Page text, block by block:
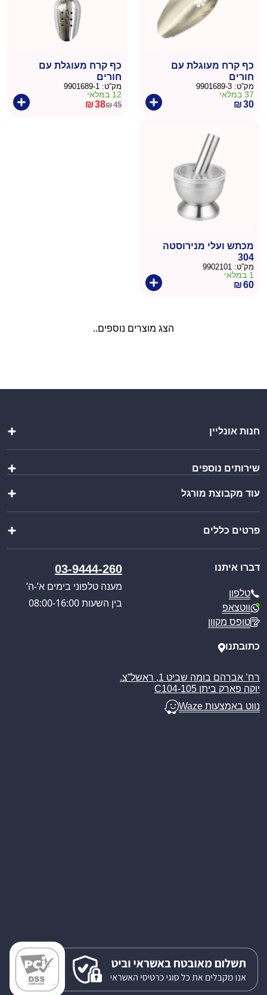
כף קרח מעוגלת עם
חורים
מק”ט: 9901689-3
37 במלאי
₪30
כף קרח מעוגלת עם
חורים
מק”ט: 9901689-1
12 במלאי
₪45
המחיר
₪38
המחיר
מכתש ועלי מנירוסטה
304
מק”ט: 9902101
1 במלאי
₪60
הצג מוצרים נוספים..
חנות אונליין
שולחנות ומשטחי עבודה
ציוד מטבח
מוצרי פרזול נירוסטה
מוצרים נוספים
שירותים נוספים
הוראות הרכבה
בקשת הצעת מחיר
קטלוג מוצרים
כניסה לאזור אישי
עוד מקבוצת מורגל
וואנגו קרוואנים
פול סרוויס
פרטים כללים
חוויית הבישול החדשה
מדיניות הפרטיות
מדיניות משלוחים
ביטול עסקה
מאמרים
דברו איתנו
טלפון
ווטצאפ
טופס מקוון
03-9444-260
מענה טלפוני בימים א’-ה’
בין השעות 08:00-16:00
כתובתנו
רח’ אברהם בומה שביט 1, ראשל”צ.
יוקה פארק ביתן C104-105
נווט באמצעות Waze